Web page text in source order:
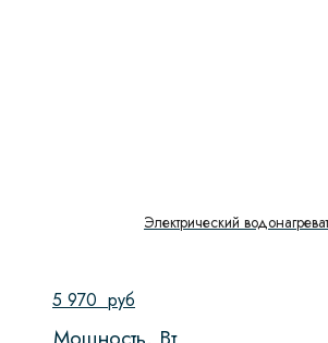
Электрический
5 970 руб